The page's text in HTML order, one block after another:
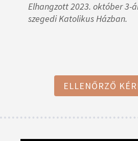
Elhangzott 2023. október 3-
szegedi Katolikus Házban.
ELLENŐRZŐ